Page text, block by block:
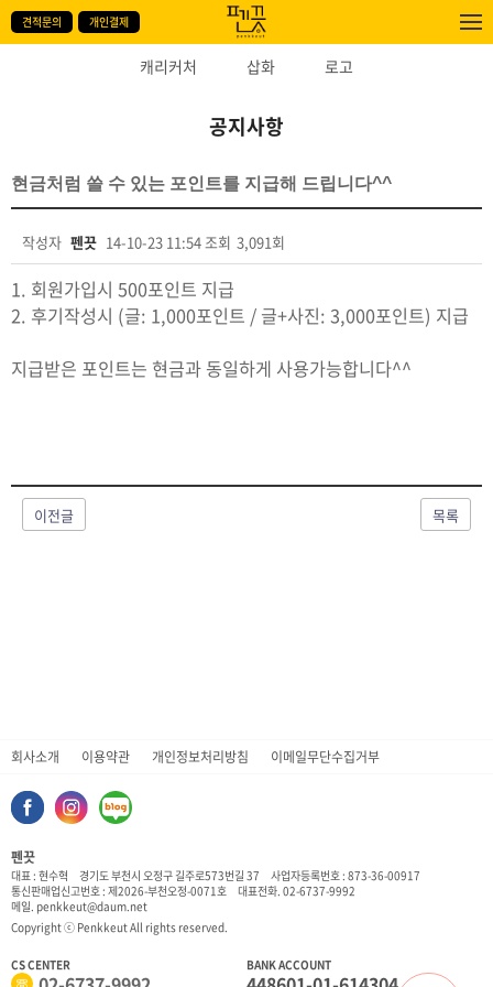
견적문의 개인결제
캐리커처 삽화 로고
공지사항
현금처럼 쓸 수 있는 포인트를 지급해 드립니다^^
작성자 펜끗 14-10-23 11:54조회 3,091회
1. 회원가입시 500포인트 지급
2. 후기작성시 (글: 1,000포인트 / 글+사진: 3,000포인트) 지급
지급받은 포인트는 현금과 동일하게 사용가능합니다^^
이전글 목록
회사소개 이용약관 개인정보처리방침 이메일무단수집거부
펜끗
대표 : 현수혁 경기도 부천시 오정구 길주로573번길 37
사업자등록번호 : 873-36-00917
통신판매업신고번호 : 제2026-부천오정-0071호
대표전화. 02-6737-9992
메일. penkkeut@daum.net
Copyright ⓒ Penkkeut All rights reserved.
CS CENTER BANK ACCOUNT